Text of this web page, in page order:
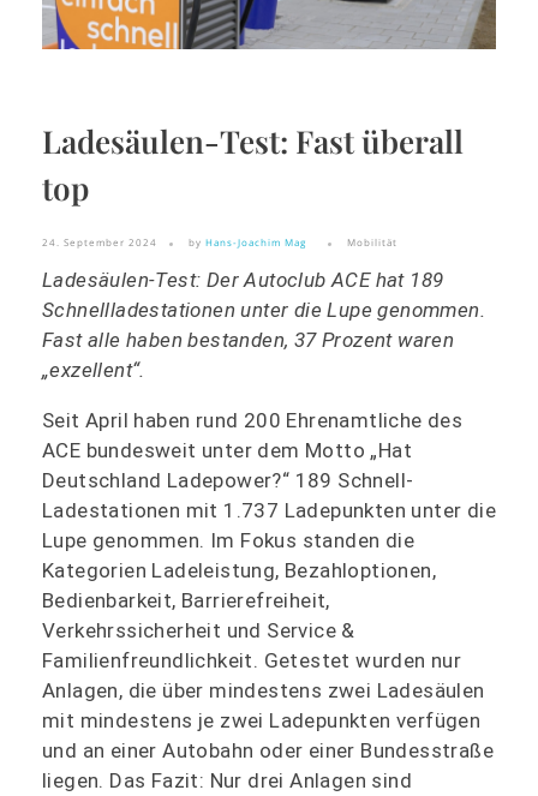
Ladesäulen-Test: Fast überall
top
24. September 2024 by Hans-Joachim Mag Mobilität
Ladesäulen-Test: Der Autoclub ACE hat 189
Schnellladestationen unter die Lupe genommen.
Fast alle haben bestanden, 37 Prozent waren
„exzellent“.
Seit April haben rund 200 Ehrenamtliche des
ACE bundesweit unter dem Motto „Hat
Deutschland Ladepower?“ 189 Schnell-
Ladestationen mit 1.737 Ladepunkten unter die
Lupe genommen. Im Fokus standen die
Kategorien Ladeleistung, Bezahloptionen,
Bedienbarkeit, Barrierefreiheit,
Verkehrssicherheit und Service &
Familienfreundlichkeit. Getestet wurden nur
Anlagen, die über mindestens zwei Ladesäulen
mit mindestens je zwei Ladepunkten verfügen
und an einer Autobahn oder einer Bundesstraße
liegen. Das Fazit: Nur drei Anlagen sind